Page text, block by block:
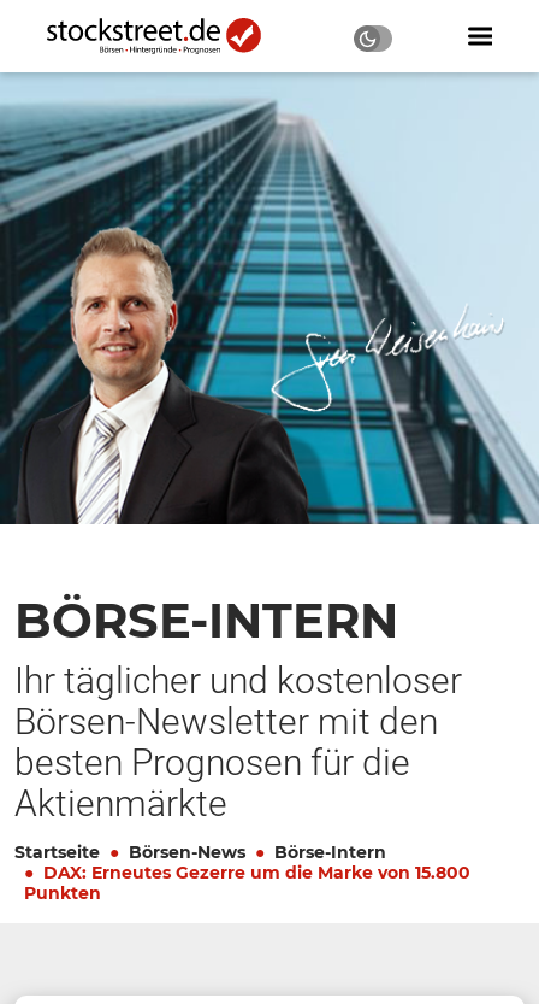
BÖRSE-INTERN
Ihr täglicher und kostenloser
Börsen-Newsletter mit den
besten Prognosen für die
Aktienmärkte
Startseite Börsen-News
Börse-Intern
DAX: Erneutes Gezerre um die Marke von 15.800
Punkten